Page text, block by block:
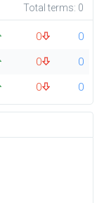
Total terms: 0
0
0
0
0
0 0